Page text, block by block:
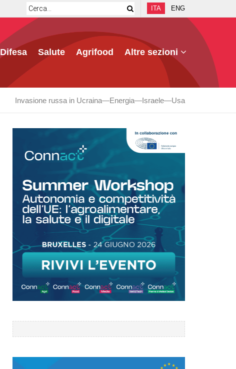
ITA ENG
Difesa Salute Agrifood Altre sezioni
Invasione russa in Ucraina Energia Israele Usa